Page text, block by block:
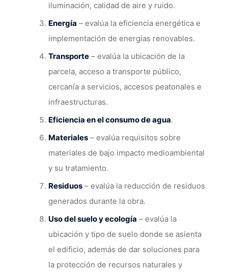
iluminación, calidad de aire y ruido.
Energía – evalúa la eficiencia energética e
implementación de energías renovables.
Transporte – evalúa la ubicación de la
parcela, acceso a transporte público,
cercanía a servicios, accesos peatonales e
infraestructuras.
Eficiencia en el consumo de agua.
Materiales – evalúa requisitos sobre
materiales de bajo impacto medioambiental
y su tratamiento.
Residuos – evalúa la reducción de residuos
generados durante la obra.
Uso del suelo y ecología – evalúa la
ubicación y tipo de suelo donde se asienta
el edificio, además de dar soluciones para
la protección de recursos naturales y